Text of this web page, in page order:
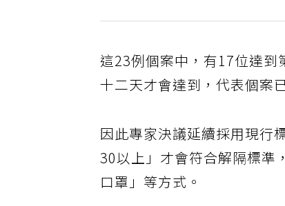
這23例個案中，有17位達到
十二天才會達到，代表個案
因此專家決議延續採用現行
30以上」才會符合解隔標準
口罩」等方式。